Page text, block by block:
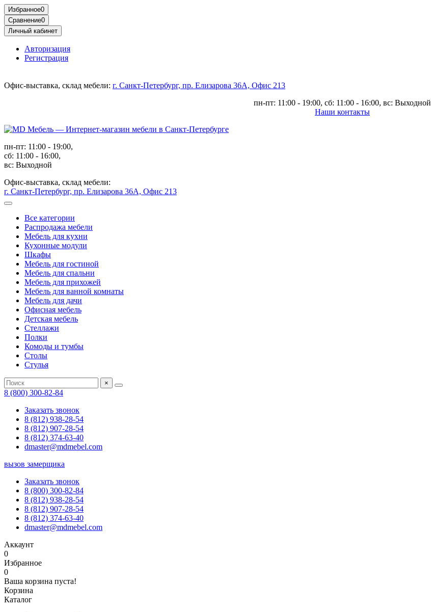
Избранное0
Сравнение0
Личный кабинет
Авторизация
Регистрация
Офис-выставка, склад мебели: г. Санкт-Петербург, пр. Елизарова 36А, Офис 213
пн-пт: 11:00 - 19:00, сб: 11:00 - 16:00, вс: Выходной
Наши контакты
пн-пт: 11:00 - 19:00,
сб: 11:00 - 16:00,
вс: Выходной
Офис-выставка, склад мебели:
г. Санкт-Петербург, пр. Елизарова 36А, Офис 213
Все категории
Распродажа мебели
Мебель для кухни
Кухонные модули
Шкафы
Мебель для гостиной
Мебель для спальни
Мебель для прихожей
Мебель для ванной комнаты
Мебель для дачи
Офисная мебель
Детская мебель
Стеллажи
Полки
Комоды и тумбы
Столы
Стулья
×
8 (800) 300-82-84
Заказать звонок
8 (812) 938-28-54
8 (812) 907-28-54
8 (812) 374-63-40
dmaster@mdmebel.com
вызов замерщика
Заказать звонок
8 (800) 300-82-84
8 (812) 938-28-54
8 (812) 907-28-54
8 (812) 374-63-40
dmaster@mdmebel.com
Аккаунт
0
Избранное
0
Ваша корзина пуста!
Корзина
Каталог